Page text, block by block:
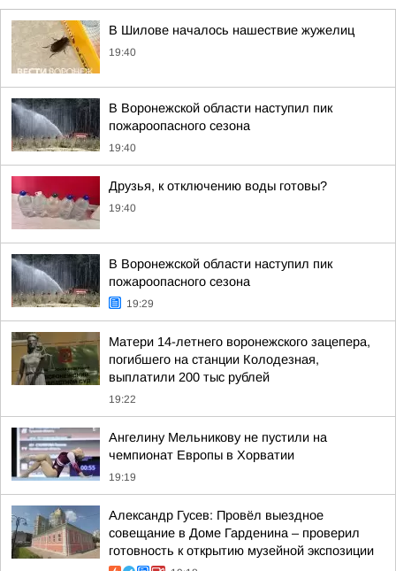
В Шилове началось нашествие жужелиц
19:40
В Воронежской области наступил пик
пожароопасного сезона
19:40
Друзья, к отключению воды готовы?
19:40
В Воронежской области наступил пик
пожароопасного сезона
19:29
Матери 14-летнего воронежского зацепера,
погибшего на станции Колодезная,
выплатили 200 тыс рублей
19:22
Ангелину Мельникову не пустили на
чемпионат Европы в Хорватии
19:19
Александр Гусев: Провёл выездное
совещание в Доме Гарденина – проверил
готовность к открытию музейной экспозиции